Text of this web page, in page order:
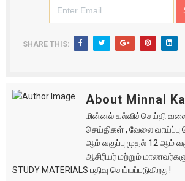
SHARE THIS:
About Minnal
மின்னல் கல்விச்செய்தி
செய்திகள் , வேலை வாய்ப்பு
ஆம் வகுப்பு முதல் 12 ஆம்
ஆசிரியர் மற்றும்
STUDY MATERIALS பதிவு செய்யப்படுகிறது!